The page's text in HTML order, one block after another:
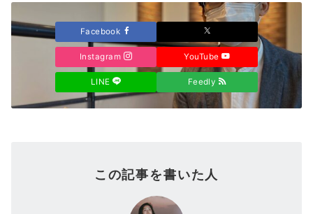
Facebook
Instagram YouTube
LINE Feedly
この記事を書いた人